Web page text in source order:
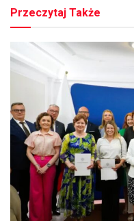
Przeczytaj Także